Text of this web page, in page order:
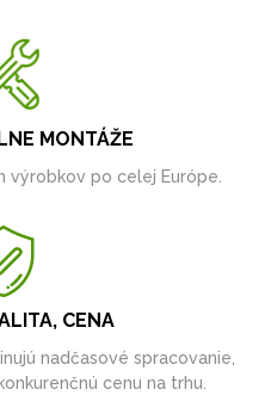
MONTÁŽE
výrobkov po celej Európe.
CENA
nadčasové spracovanie,
cenu na trhu.